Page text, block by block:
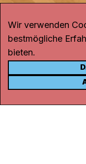
KONTAKT
Rohrerstrasse 20
Wir verwenden
bestmögliche
bieten.